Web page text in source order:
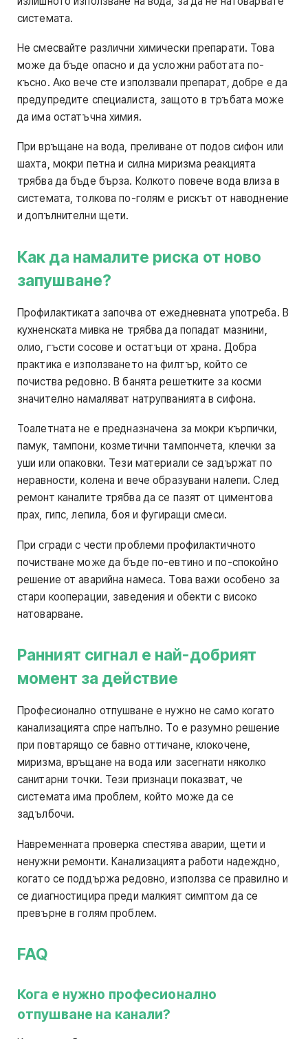
системата.
Не смесвайте различни химически препарати. Това
може да бъде опасно и да усложни работата по-
късно. Ако вече сте използвали препарат, добре е да
предупредите специалиста, защото в тръбата може
да има остатъчна химия.
При връщане на вода, преливане от подов сифон или
шахта, мокри петна и силна миризма реакцията
трябва да бъде бърза. Колкото повече вода влиза в
системата, толкова по-голям е рискът от наводнение
и допълнителни щети.
Как да намалите риска от ново
запушване?
Профилактиката започва от ежедневната употреба. В
кухненската мивка не трябва да попадат мазнини,
олио, гъсти сосове и остатъци от храна. Добра
практика е използването на филтър, който се
почиства редовно. В банята решетките за косми
значително намаляват натрупванията в сифона.
Тоалетната не е предназначена за мокри кърпички,
памук, тампони, козметични тампончета, клечки за
уши или опаковки. Тези материали се задържат по
неравности, колена и вече образувани налепи. След
ремонт каналите трябва да се пазят от циментова
прах, гипс, лепила, боя и фугиращи смеси.
При сгради с чести проблеми профилактичното
почистване може да бъде по-евтино и по-спокойно
решение от аварийна намеса. Това важи особено за
стари кооперации, заведения и обекти с високо
натоварване.
Ранният сигнал е най-добрият
момент за действие
Професионално отпушване е нужно не само когато
канализацията спре напълно. То е разумно решение
при повтарящо се бавно оттичане, клокочене,
миризма, връщане на вода или засегнати няколко
санитарни точки. Тези признаци показват, че
системата има проблем, който може да се
задълбочи.
Навременната проверка спестява аварии, щети и
ненужни ремонти. Канализацията работи надеждно,
когато се поддържа редовно, използва се правилно и
се диагностицира преди малкият симптом да се
превърне в голям проблем.
FAQ
Кога е нужно професионално
отпушване на канали?